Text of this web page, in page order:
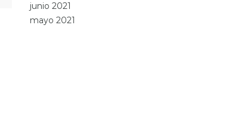
junio 2021
mayo 2021